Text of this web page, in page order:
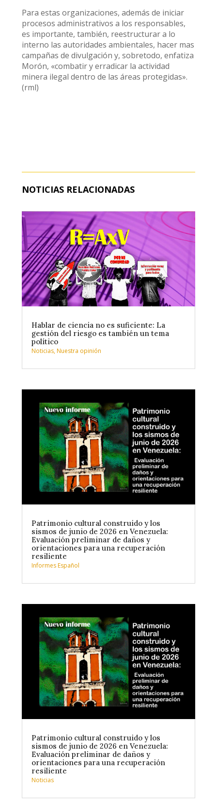
Para estas organizaciones, además de iniciar
procesos administrativos a los responsables,
es importante, también, reestructurar a lo
interno las autoridades ambientales, hacer mas
campañas de divulgación y, sobretodo, enfatiza
Morón, «combatir y erradicar la actividad
minera ilegal dentro de las áreas protegidas».
(rml)
NOTICIAS RELACIONADAS
Hablar de ciencia no es suficiente: La
gestión del riesgo es también un tema
político
Noticias,Nuestra opinión
Patrimonio cultural construido y los
sismos de junio de 2026 en Venezuela:
Evaluación preliminar de daños y
orientaciones para una recuperación
resiliente
Informes Español
Patrimonio cultural construido y los
sismos de junio de 2026 en Venezuela:
Evaluación preliminar de daños y
orientaciones para una recuperación
resiliente
Noticias